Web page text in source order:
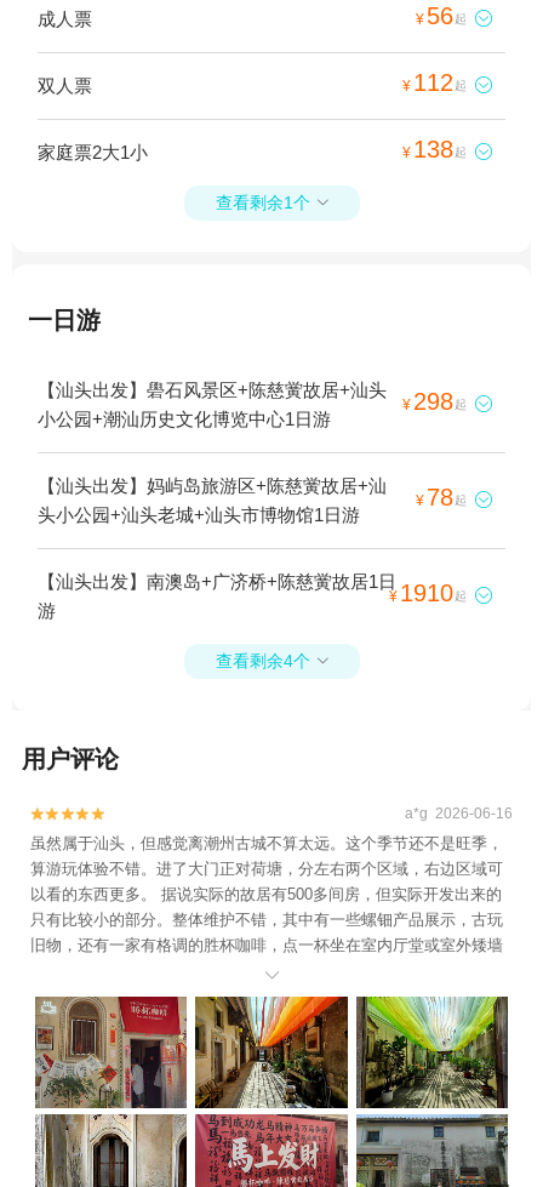
成人票 ¥ 56起 
双人票 ¥ 112 起 
家庭票2大1小 ¥ 138起 
查看剩余1个 
一日游
【汕头出发】礐石风景区+陈慈黉故居+汕头
小公园+潮汕历史文化博览中心1日游
¥ 298起 
【汕头出发】妈屿岛旅游区+陈慈黉故居+汕
头小公园+汕头老城+汕头市博物馆1日游
¥ 78起 
【汕头出发】南澳岛+广济桥+陈慈黉故居1日
游
¥ 1910起 
查看剩余4个 
用户评论

 a*g 2026-06-16
虽然属于汕头，但感觉离潮州古城不算太远。这个季节还不是旺季，
算游玩体验不错。进了大门正对荷塘，分左右两个区域，右边区域可
以看的东西更多。 据说实际的故居有500多间房，但实际开发出来的
只有比较小的部分。整体维护不错，其中有一些螺钿产品展示，古玩
旧物，还有一家有格调的胜杯咖啡，点一杯坐在室内厅堂或室外矮墙
下的方桌旁，享受一段惬意时光。那里还有一个戏台，估计旺季时会
有潮剧演出。 除了感觉票价稍贵，其他很好，特别是里面有《给阿嫲
的情书》的拍摄地，店家有很多潮州传统器物和食品，值得去看。 在
景区拍照也很出片，期间有不少商拍的，很养眼，也给自己的旅程添
加了一些趣味。
